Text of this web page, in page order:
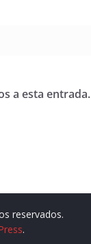
a esta entrada.
reservados.
.